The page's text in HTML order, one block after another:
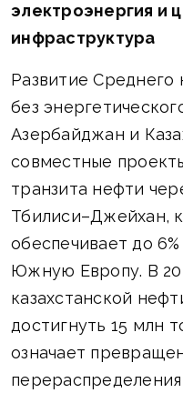
электроэнергия и
инфраструктура
Развитие
без
Азербайджан и
совместные
транзита нефти
Тбилиси–Джейхан,
обеспечивает до
Южную Европу. В
казахстанской
достигнуть 15 млн
означает